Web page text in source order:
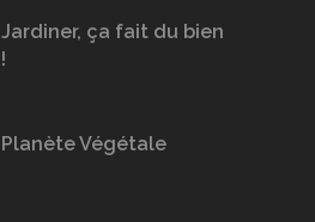
Jardiner, ça fait du bien
!
Planète Végétale